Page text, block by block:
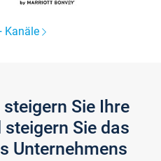
Kanäle
Sie Ihre
Sie das
Unternehmens